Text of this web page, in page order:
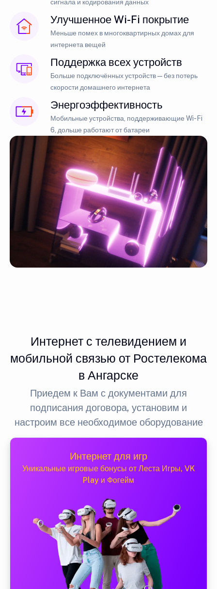
сигнала и кодирования данных
Улучшенное Wi-Fi покрытие
Меньше помех в многоквартирных домах для
интернета вещей
Поддержка всех устройств
Больше подключённых устройств — без потерь
скорости домашнего интернета
Энергоэффективность
Мобильные устройства, поддерживающие Wi-Fi
6, дольше работают от батареи
Интернет с телевидением и
мобильной связью от Ростелекома
в Ангарске
Приедем к Вам с документами для
подписания договора, установим и
настроим все необходимое оборудование
Интернет для игр
Уникальные игровые бонусы от Леста Игры, VK
Play и Фогейм